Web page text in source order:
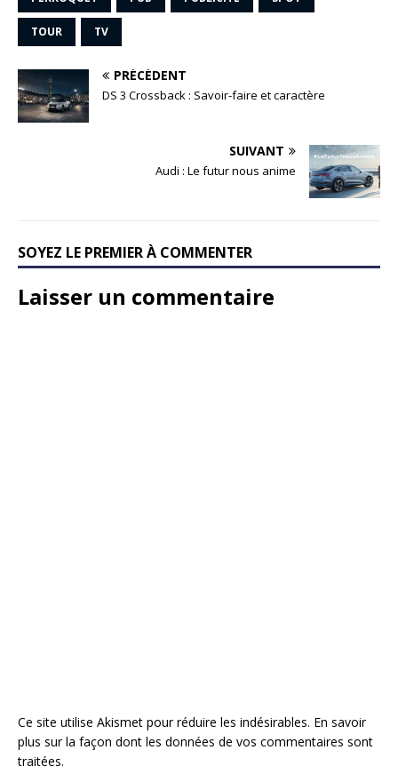
TOUR TV
PRÉCÉDENT
DS 3 Crossback : Savoir-faire et caractère
SUIVANT
Audi : Le futur nous anime
SOYEZ LE PREMIER À COMMENTER
Laisser un commentaire
Ce site utilise Akismet pour réduire les indésirables. En savoir
plus sur la façon dont les données de vos commentaires sont
traitées.